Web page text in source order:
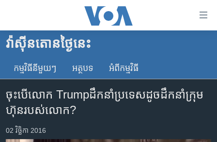
គេហទំព័រ​
ទាក់ទង
និង​
ចូល​
ទៅ​​
ទំព័រ​
ព័ត៌មាន​​
កម្ពុជា
អន្តរជាតិ
ចិន
ហេឡូវីអូអេ
កម្ពុជាច្នៃប្រតិដ្ឋ
វ៉ាស៊ីនតោន​ថ្ងៃ​នេះ
កម្មវិធី​នីមួយៗ អត្ថបទ​ អំពី​កម្មវិធី​
ចុះ​បើ​លោក Trumpដឹកនាំ​ប្រទេស​ដូច​ដឹកនាំ​ក្រុម
ហ៊ុន​របស់​លោក?
02 វិច្ឆិកា 2016